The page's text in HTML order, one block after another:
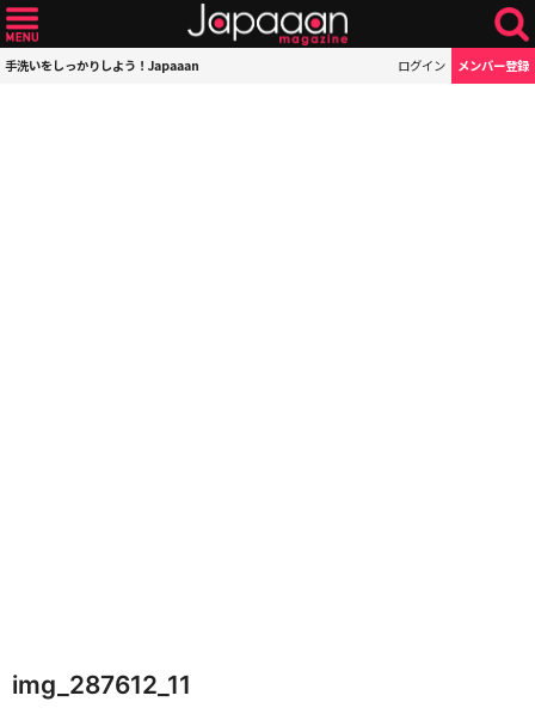
手洗いをしっかりしよう！Japaaan ログイン メンバー登録
img_287612_11